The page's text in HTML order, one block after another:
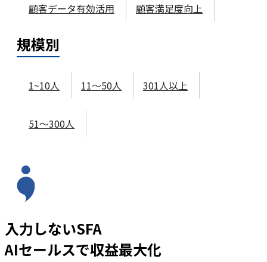
顧客データ有効活用 顧客満足度向上
規模別
1~10人 11～50人 301人以上
51～300人
入力しないSFA
AIセールスで収益最大化